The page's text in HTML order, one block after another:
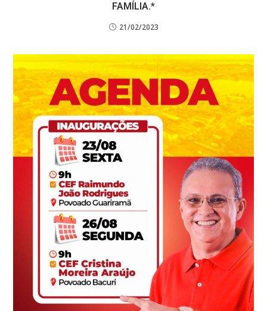
FAMÍLIA.*
21/02/2023